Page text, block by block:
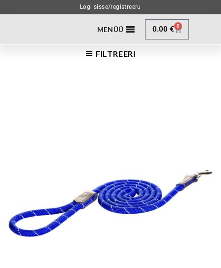
Logi sisse/registreeru
MENÜÜ 0.00€ 0
FILTREERI